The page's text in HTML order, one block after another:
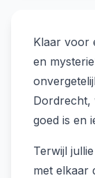
Klaar voor
en
Dordrecht,
goed is en
Terwijl
met elkaar